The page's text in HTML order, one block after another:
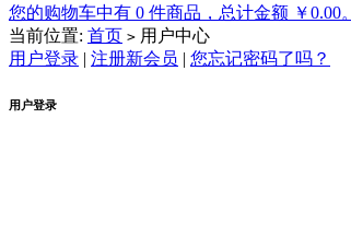
您的购物车中有 0 件商品，总计金额 ￥0.00。
当前位置: 首页 > 用户中心
用户登录 | 注册新会员 | 您忘记密码了吗？
用户登录